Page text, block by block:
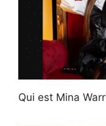
Qui est Mina